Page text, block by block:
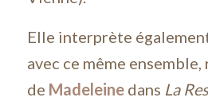
Elle interprète
avec ce même
de Madeleinedans La